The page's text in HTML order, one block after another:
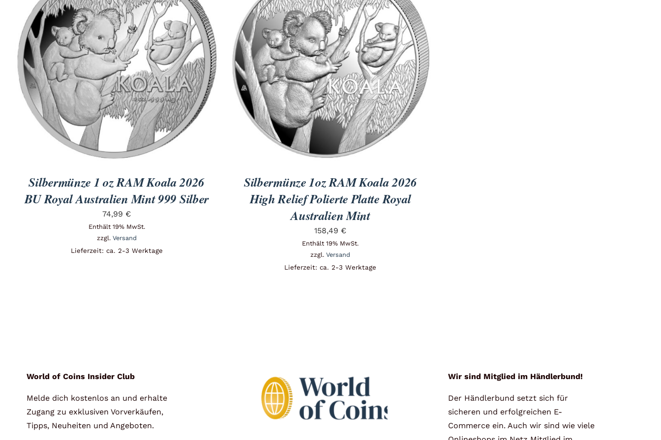
für Barren und Blister
Münzkapseln
Münzkoffer
Münzboxen
Münzständer
Sammelalben
Lupen
für Banknoten
Handschuhe
Prüfgeräte / -säuren
Reinigung
Sonstiges
Titan
Messing
Niob
Nickel
Aluminium
Silbermünze 1 oz RAM Koala 2026
BU Royal Australien Mint 999 Silber
74,99 €
Enthält 19% MwSt.
zzgl. Versand
Lieferzeit: ca. 2-3 Werktage
Silbermünze 1oz RAM Koala 2026
High Relief Polierte Platte Royal
Australien Mint
158,49 €
Enthält 19% MwSt.
zzgl.Versand
Lieferzeit: ca. 2-3 Werktage
World of Coins Insider Club
Melde dich kostenlos an und erhalte
Zugang zu exklusiven Vorverkäufen,
Tipps, Neuheiten und Angeboten.
Wir sind Mitglied im Händlerbund!
Der Händlerbund setzt sich für
sicheren und erfolgreichen E-
Commerce ein. Auch wir sind wie viele